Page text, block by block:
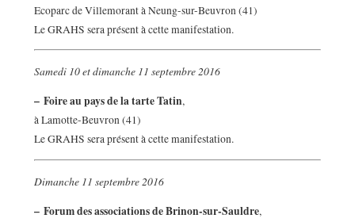
Ecoparc de Villemorant à Neung-sur-Beuvron (41)
Le GRAHS sera présent à cette manifestation.
Samedi 10 et dimanche 11 septembre 2016
– Foire au pays de la tarte Tatin,
à Lamotte-Beuvron (41)
Le GRAHS sera présent à cette manifestation.
Dimanche 11 septembre 2016
– Forum des associations de Brinon-sur-Sauldre,